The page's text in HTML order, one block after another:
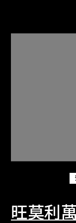
旺莫利
关于M+
探索世界
文化藏品。